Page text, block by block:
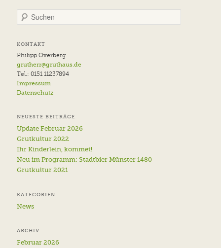
u
h
KONTAKT
Philipp Overberg
grutherr@gruthaus.de
Tel.: 0151 11237894
Impressum
Datenschutz
NEUESTE BEITRÄGE
Update Februar 2026
Grutkultur 2022
Ihr Kinderlein, kommet!
Neu im Programm: Stadtbier Münster 1480
Grutkultur 2021
KATEGORIEN
News
ARCHIV
Februar 2026